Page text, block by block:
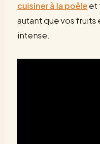
cuisiner à la poêleet
autant que vos
intense.